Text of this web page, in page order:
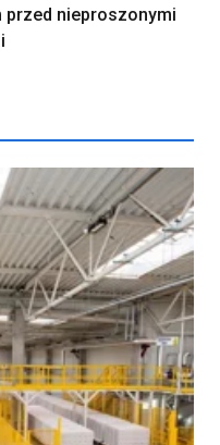
przed nieproszonymi